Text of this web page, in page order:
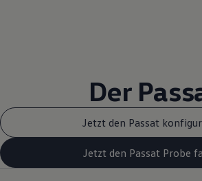
Der
Jetzt den Passat
Jetzt den Passat Probe